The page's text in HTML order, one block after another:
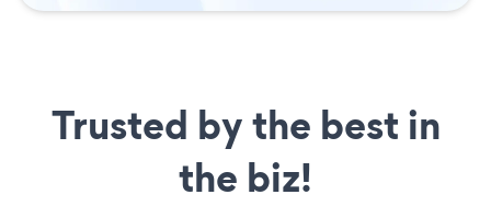
Trusted by the best in
the biz!